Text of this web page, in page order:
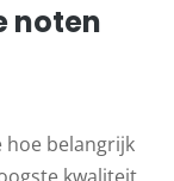
noten
hoe belangrijk